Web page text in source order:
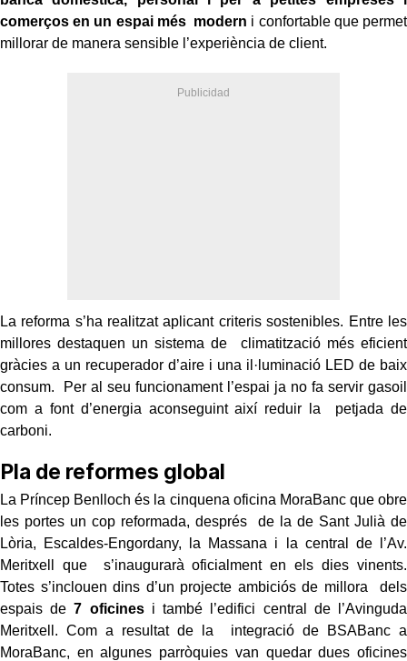
comerços en un espai més modern i confortable que permet
millorar de manera sensible l’experiència de client.
La reforma s’ha realitzat aplicant criteris sostenibles. Entre les
millores destaquen un sistema de climatització més eficient
gràcies a un recuperador d’aire i una il·luminació LED de baix
consum. Per al seu funcionament l’espai ja no fa servir gasoil
com a font d’energia aconseguint així reduir la petjada de
carboni.
Pla de reformes global
La Príncep Benlloch és la cinquena oficina MoraBanc que obre
les portes un cop reformada, després de la de Sant Julià de
Lòria, Escaldes-Engordany, la Massana i la central de l’Av.
Meritxell que s’inaugurarà oficialment en els dies vinents.
Totes s’inclouen dins d’un projecte ambiciós de millora dels
espais de 7 oficinesi també l’edifici central de l’Avinguda
Meritxell. Com a resultat de la integració de BSABanc a
MoraBanc, en algunes parròquies van quedar dues oficines